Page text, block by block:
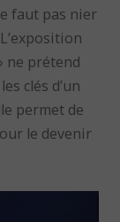
faut pas nier
ne prétend
clés d’un
permet de
le devenir